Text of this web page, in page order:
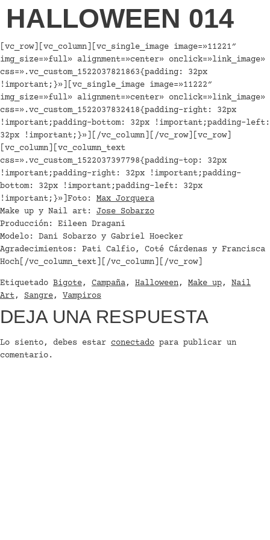
HALLOWEEN 014
[vc_row][vc_column][vc_single_image image=»11221″
img_size=»full» alignment=»center» onclick=»link_image»
css=».vc_custom_1522037821863{padding: 32px
!important;}»][vc_single_image image=»11222″
img_size=»full» alignment=»center» onclick=»link_image»
css=».vc_custom_1522037832418{padding-right: 32px
!important;padding-bottom: 32px !important;padding-left:
32px !important;}»][/vc_column][/vc_row][vc_row]
[vc_column][vc_column_text
css=».vc_custom_1522037397798{padding-top: 32px
!important;padding-right: 32px !important;padding-
bottom: 32px !important;padding-left: 32px
!important;}»]Foto: Max Jorquera
Make up y Nail art: Jose Sobarzo
Producción: Eileen Dragani
Modelo: Dani Sobarzo y Gabriel Hoecker
Agradecimientos: Pati Calfio, Coté Cárdenas y Francisca
Hoch[/vc_column_text][/vc_column][/vc_row]
Etiquetado Bigote, Campaña, Halloween, Make up, Nail
Art, Sangre, Vampiros
DEJA UNA RESPUESTA
Lo siento, debes estar conectado para publicar un
comentario.